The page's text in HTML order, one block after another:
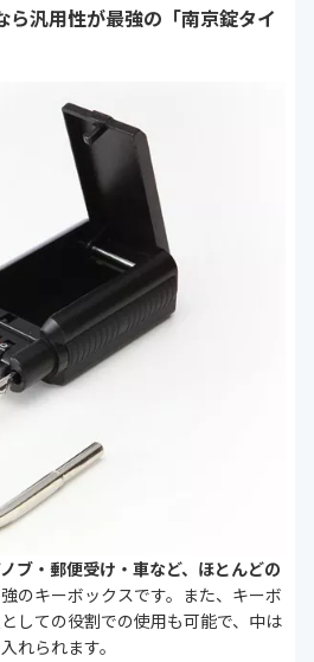
ら汎用性が最強の「南京錠タイ
ブ・郵便受け・車など、ほとんどの
のキーボックスです。また、キーボ
しての役割での使用も可能で、中は
れられます。